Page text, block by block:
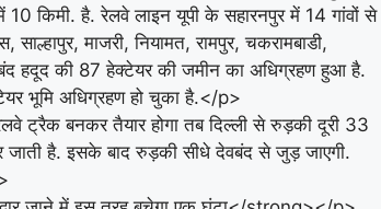
किमी. है. रेलवे लाइन यूपी के सहारनपुर में 14 गांवों से
माजरी, नियामत, रामपुर, चकरामबाडी,
हदूद की 87 हेक्टेयर की जमीन का अधिग्रहण हुआ है.
भूमि अधिग्रहण हो चुका है.</p>
बनकर तैयार होगा तब दिल्ली से रुड़की दूरी 33
जाती है. इसके बाद रुड़की सीधे देवबंद से जुड़ जाएगी.